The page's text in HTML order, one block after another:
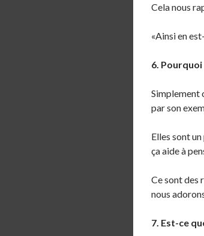
Cela nous
«Ainsi en
6.
Simplement
par son
Elles sont
ça aide à
Ce sont des
nous
7. Est-ce